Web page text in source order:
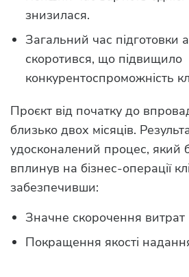
знизилася.
Загальний час підготовки
скоротився, що підвищило
конкурентоспроможність
Проєкт від початку до
близько двох місяців.
удосконалений процес, який
вплинув на бізнес-операції
забезпечивши:
Значне скорочення витрат
Покращення якості